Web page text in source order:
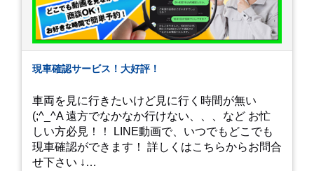
現車確認サービス！大好評！
車両を見に行きたいけど見に行く時間が無い
(;^_^A 遠方でなかなか行けない、、、など お忙
しい方必見！！ LINE動画で、いつでもどこでも
現車確認ができます！ 詳しくはこちらからお問合
せ下さい ↓